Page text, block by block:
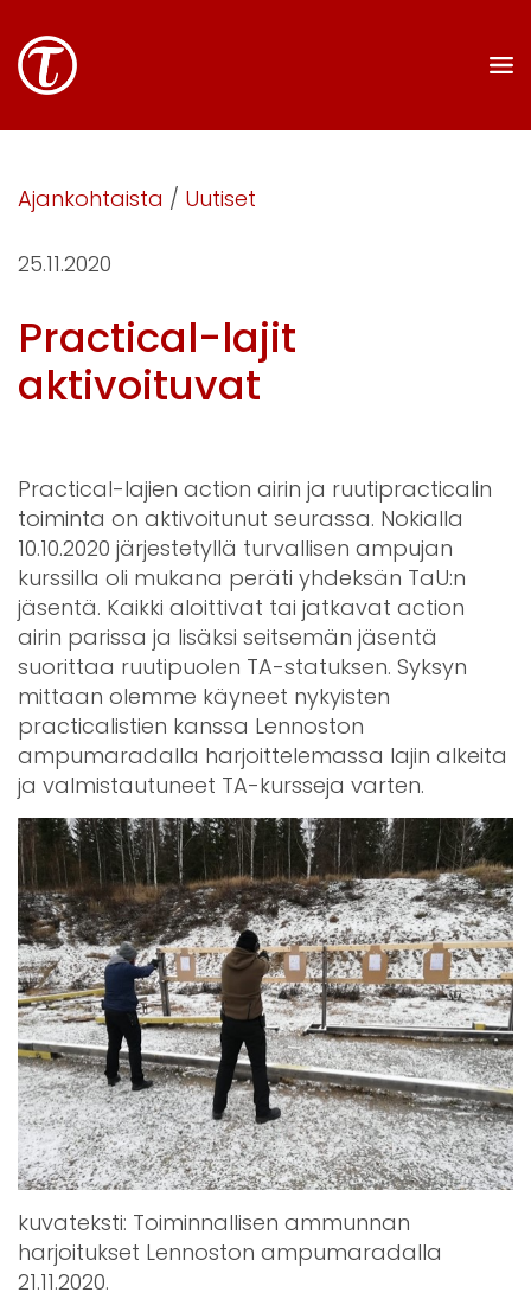
Ajankohtaista / Uutiset
25.11.2020
Practical-lajit
aktivoituvat
Practical-lajien action airin ja ruutipracticalin
toiminta on aktivoitunut seurassa. Nokialla
10.10.2020 järjestetyllä turvallisen ampujan
kurssilla oli mukana peräti yhdeksän TaU:n
jäsentä. Kaikki aloittivat tai jatkavat action
airin parissa ja lisäksi seitsemän jäsentä
suorittaa ruutipuolen TA-statuksen. Syksyn
mittaan olemme käyneet nykyisten
practicalistien kanssa Lennoston
ampumaradalla harjoittelemassa lajin alkeita
ja valmistautuneet TA-kursseja varten.
kuvateksti: Toiminnallisen ammunnan
harjoitukset Lennoston ampumaradalla
21.11.2020.